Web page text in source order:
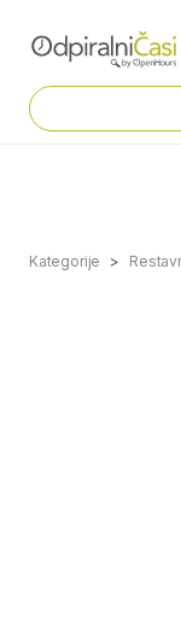
Kategorije